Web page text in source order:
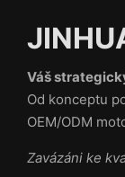
Váš
Od konceptu
OEM/ODM
Zavázáni ke